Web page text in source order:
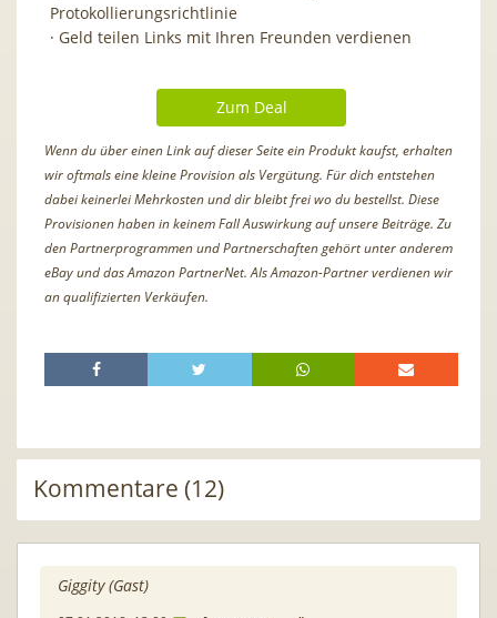
Protokollierungsrichtlinie
· Geld teilen Links mit Ihren Freunden verdienen
Zum Deal
Wenn du über einen Link auf dieser Seite ein Produkt kaufst, erhalten
wir oftmals eine kleine Provision als Vergütung. Für dich entstehen
dabei keinerlei Mehrkosten und dir bleibt frei wo du bestellst. Diese
Provisionen haben in keinem Fall Auswirkung auf unsere Beiträge. Zu
den Partnerprogrammen und Partnerschaften gehört unter anderem
eBay und das Amazon PartnerNet. Als Amazon-Partner verdienen wir
an qualifizierten Verkäufen.
Kommentare (12)
Giggity (Gast)